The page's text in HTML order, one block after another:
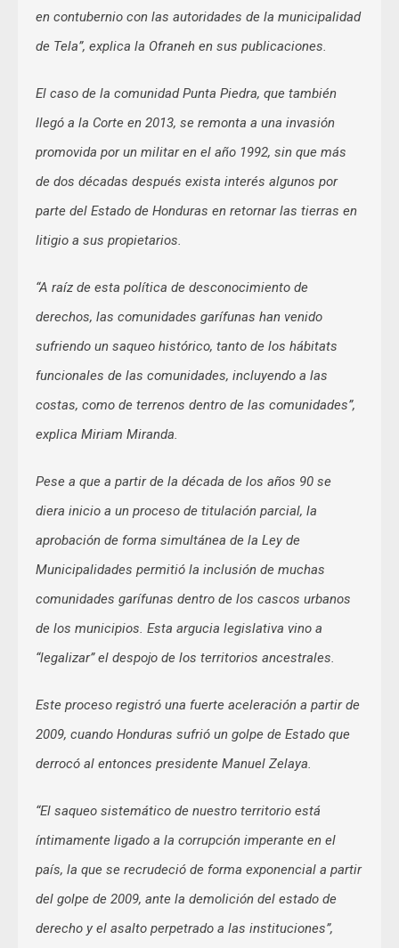
en contubernio con las autoridades de la municipalidad
de Tela”, explica la Ofraneh en sus publicaciones.
El caso de la comunidad Punta Piedra, que también
llegó a la Corte en 2013, se remonta a una invasión
promovida por un militar en el año 1992, sin que más
de dos décadas después exista interés algunos por
parte del Estado de Honduras en retornar las tierras en
litigio a sus propietarios.
“A raíz de esta política de desconocimiento de
derechos, las comunidades garífunas han venido
sufriendo un saqueo histórico, tanto de los hábitats
funcionales de las comunidades, incluyendo a las
costas, como de terrenos dentro de las comunidades”,
explica Miriam Miranda.
Pese a que a partir de la década de los años 90 se
diera inicio a un proceso de titulación parcial, la
aprobación de forma simultánea de la Ley de
Municipalidades permitió la inclusión de muchas
comunidades garífunas dentro de los cascos urbanos
de los municipios. Esta argucia legislativa vino a
“legalizar” el despojo de los territorios ancestrales.
Este proceso registró una fuerte aceleración a partir de
2009, cuando Honduras sufrió un golpe de Estado que
derrocó al entonces presidente Manuel Zelaya.
“El saqueo sistemático de nuestro territorio está
íntimamente ligado a la corrupción imperante en el
país, la que se recrudeció de forma exponencial a partir
del golpe de 2009, ante la demolición del estado de
derecho y el asalto perpetrado a las instituciones”,